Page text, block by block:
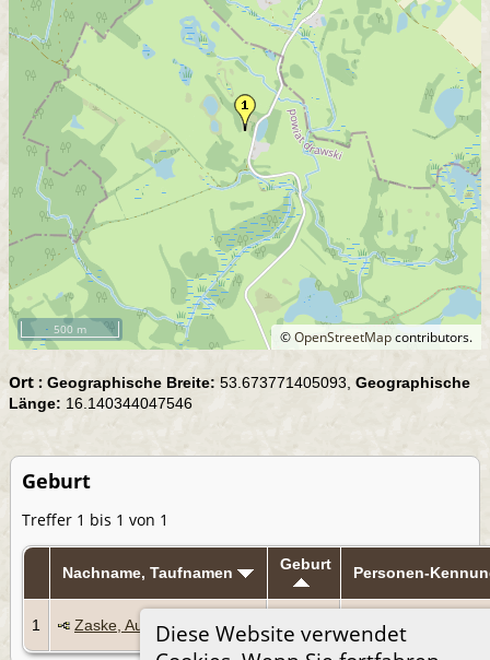
Diese Website verwendet
©OpenStreetMapcontributors.
500 m
Ort : Geographische Breite: 53.673771405093, Geographische
Länge: 16.140344047546
Geburt
Treffer 1 bis 1 von 1
Nachname, Taufnamen Geburt Personen-
1 Zaske, August Siegfried
1819
I1421